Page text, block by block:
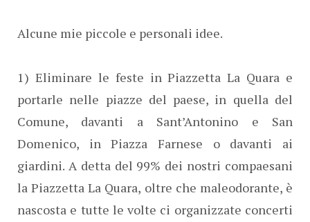
Alcune mie piccole e personali idee.
1) Eliminare le feste in Piazzetta La Quara e
portarle nelle piazze del paese, in quella del
Comune, davanti a Sant’Antonino e San
Domenico, in Piazza Farnese o davanti ai
giardini. A detta del 99% dei nostri compaesani
la Piazzetta La Quara, oltre che maleodorante, è
nascosta e tutte le volte ci organizzate concerti